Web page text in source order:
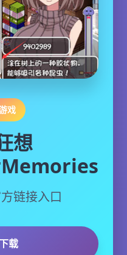
戏
想
链接入口
载